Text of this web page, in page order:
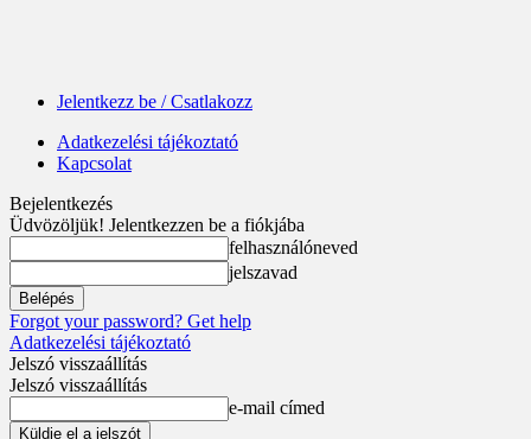
Jelentkezz be / Csatlakozz
Adatkezelési tájékoztató
Kapcsolat
Bejelentkezés
Üdvözöljük! Jelentkezzen be a fiókjába
felhasználóneved
jelszavad
Forgot your password? Get help
Adatkezelési tájékoztató
Jelszó visszaállítás
Jelszó visszaállítás
e-mail címed